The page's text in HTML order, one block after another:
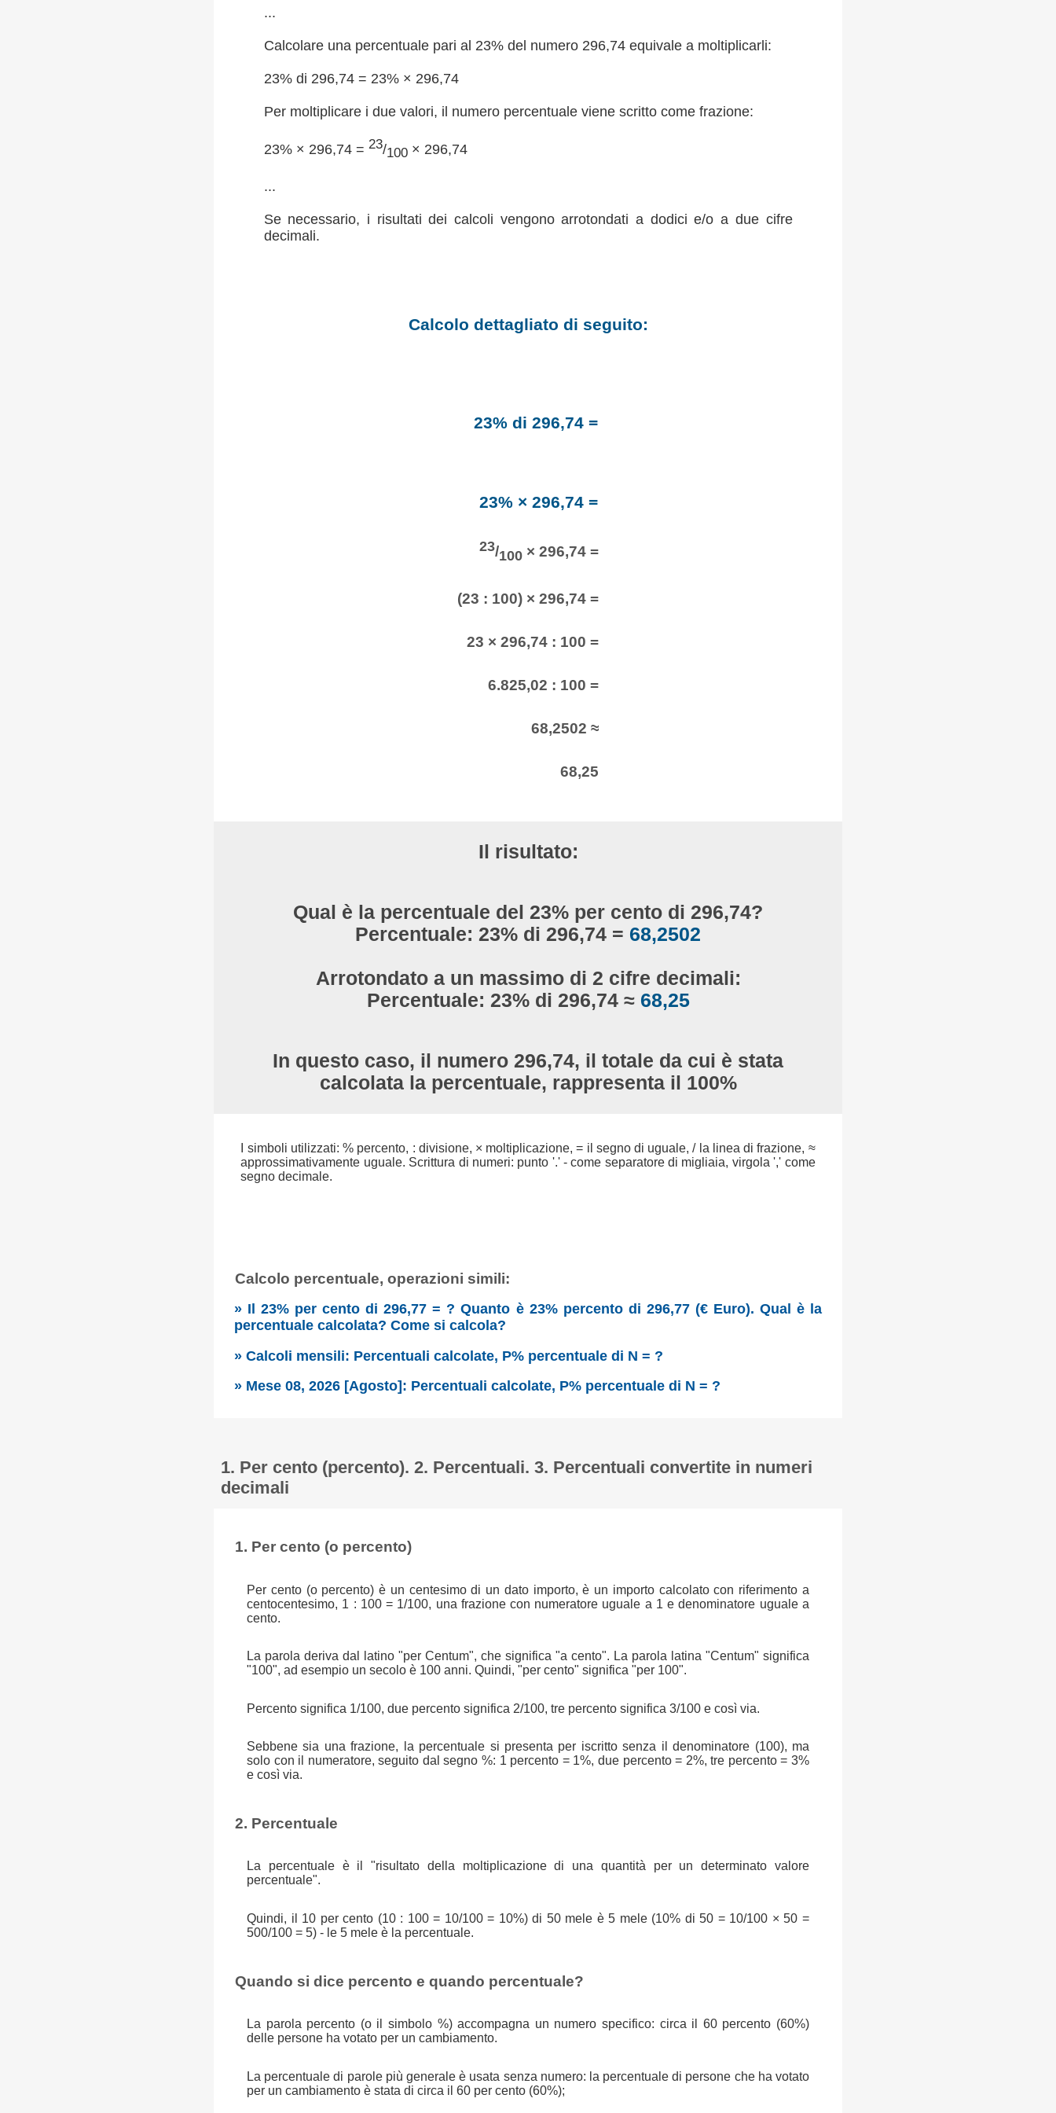
...
Calcolare una percentuale pari al 23% del numero 296,74 equivale a moltiplicarli:
23% di 296,74 = 23% × 296,74
Per moltiplicare i due valori, il numero percentuale viene scritto come frazione:
23% × 296,74 = 23/100× 296,74
...
Se necessario, i risultati dei calcoli vengono arrotondati a dodici e/o a due cifre
decimali.
Calcolo dettagliato di seguito:
23% di 296,74 =
23% × 296,74 =
23/100 × 296,74 =
(23 : 100) × 296,74 =
23 × 296,74 : 100 =
6.825,02 : 100 =
68,2502 ≈
68,25
Il risultato:
Qual è la percentuale del 23% per cento di 296,74?
Percentuale: 23% di 296,74 = 68,2502
Arrotondato a un massimo di 2 cifre decimali:
Percentuale: 23% di 296,74 ≈ 68,25
In questo caso, il numero 296,74, il totale da cui è stata
calcolata la percentuale, rappresenta il 100%
I simboli utilizzati: % percento, : divisione, × moltiplicazione, = il segno di uguale, / la linea di frazione, ≈
approssimativamente uguale. Scrittura di numeri: punto '.' - come separatore di migliaia, virgola ',' come
segno decimale.
Calcolo percentuale, operazioni simili:
» Il 23% per cento di 296,77 = ? Quanto è 23% percento di 296,77 (€ Euro). Qual è la
percentuale calcolata? Come si calcola?
» Calcoli mensili: Percentuali calcolate, P% percentuale di N = ?
» Mese 08, 2026 [Agosto]: Percentuali calcolate, P% percentuale di N = ?
1. Per cento (percento). 2. Percentuali. 3. Percentuali convertite in numeri
decimali
1. Per cento (o percento)
Per cento (o percento) è un centesimo di un dato importo, è un importo calcolato con riferimento a
centocentesimo, 1 : 100 = 1/100, una frazione con numeratore uguale a 1 e denominatore uguale a
cento.
La parola deriva dal latino "per Centum", che significa "a cento". La parola latina "Centum" significa
"100", ad esempio un secolo è 100 anni. Quindi, "per cento" significa "per 100".
Percento significa 1/100, due percento significa 2/100, tre percento significa 3/100 e così via.
Sebbene sia una frazione, la percentuale si presenta per iscritto senza il denominatore (100), ma
solo con il numeratore, seguito dal segno %: 1 percento = 1%, due percento = 2%, tre percento = 3%
e così via.
2. Percentuale
La percentuale è il "risultato della moltiplicazione di una quantità per un determinato valore
percentuale".
Quindi, il 10 per cento (10 : 100 = 10/100 = 10%) di 50 mele è 5 mele (10% di 50 = 10/100 × 50 =
500/100 = 5) - le 5 mele è la percentuale.
Quando si dice percento e quando percentuale?
La parola percento (o il simbolo %) accompagna un numero specifico: circa il 60 percento (60%)
delle persone ha votato per un cambiamento.
La percentuale di parole più generale è usata senza numero: la percentuale di persone che ha votato
per un cambiamento è stata di circa il 60 per cento (60%);